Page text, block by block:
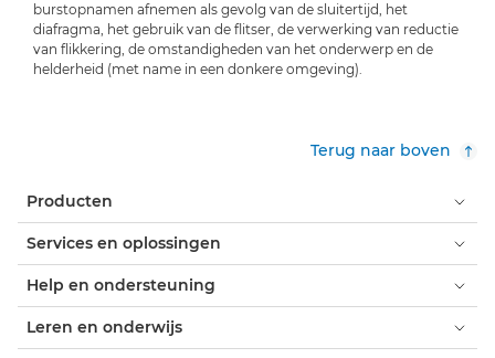
burstopnamen afnemen als gevolg van de sluitertijd, het
diafragma, het gebruik van de flitser, de verwerking van reductie
van flikkering, de omstandigheden van het onderwerp en de
helderheid (met name in een donkere omgeving).
Terug naar boven
Producten
Services en oplossingen
Help en ondersteuning
Leren en onderwijs